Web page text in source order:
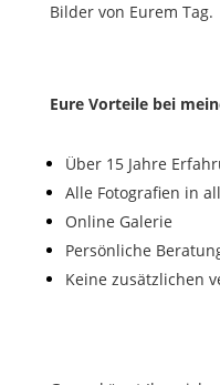
Bilder von Eurem Tag.
Eure Vorteile bei
Über 15 Jahre
Alle Fotografien in
Online Galerie
Persönliche
Keine zusätzlichen